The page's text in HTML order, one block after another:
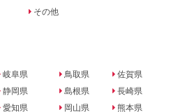
その他
岐阜県
静岡県
愛知県
鳥取県
島根県
岡山県
佐賀県
長崎県
熊本県